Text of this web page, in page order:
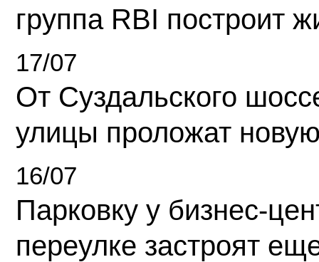
группа RBI построит
17/07
От Суздальского
улицы проложат
16/07
Парковку у бизнес-
переулке застроят